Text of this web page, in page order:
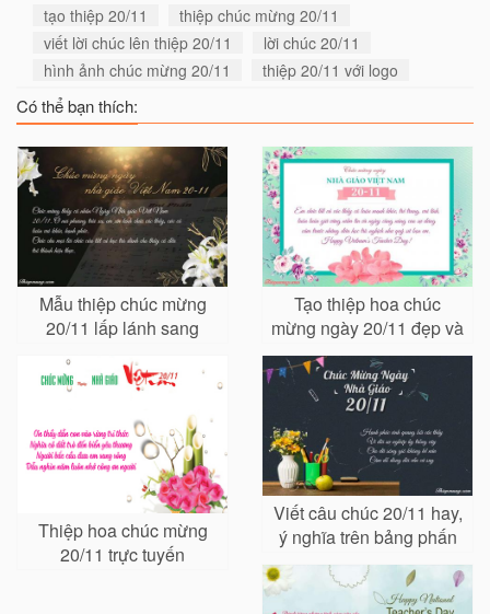
tạo thiệp 20/11
thiệp chúc mừng 20/11
viết lời chúc lên thiệp 20/11
lời chúc 20/11
hình ảnh chúc mừng 20/11
thiệp 20/11 với logo
Có thể bạn thích:
Mẫu thiệp chúc mừng
20/11 lấp lánh sang
Tạo thiệp hoa chúc
mừng ngày 20/11 đẹp và
ý nghĩa nhất
Thiệp hoa chúc mừng
20/11 trực tuyến
Viết câu chúc 20/11 hay,
ý nghĩa trên bảng phấn